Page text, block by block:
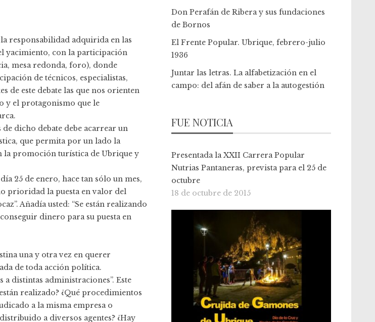
responsabilidad adquirida en las
yacimiento, con la participación
mesa redonda, foro), donde
de técnicos, especialistas,
de este debate las que nos orienten
y el protagonismo que le
dicho debate debe acarrear un
que permita por un lado la
la promoción turística de Ubrique y
25 de enero, hace tan sólo un mes,
prioridad la puesta en valor del
Añadía usted: “Se están realizando
dinero para su puesta en
una y otra vez en querer
de toda acción política.
a distintas administraciones”. Este
realizado? ¿Qué procedimientos
a la misma empresa o
a diversos agentes? ¿Hay
Don Perafán de Ribera y sus fundaciones
de Bornos
El Frente Popular. Ubrique, febrero-julio
1936
Juntar las letras. La alfabetización en el
campo: del afán de saber a la autogestión
FUE NOTICIA
Presentada la XXII Carrera Popular
Nutrias Pantaneras, prevista para el 25 de
octubre
18 de octubre de 2015